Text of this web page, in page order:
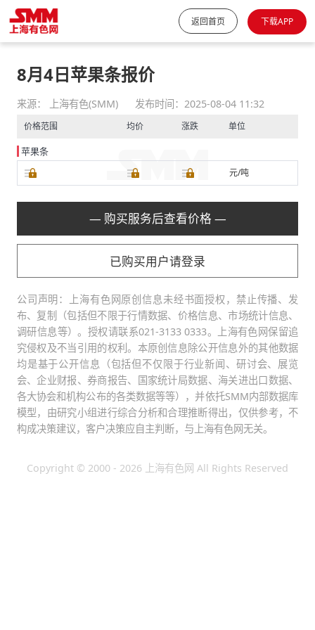
返回首页 下载APP
8月4日苹果条报价
来源： 上海有色(SMM) 发布时间：2025-08-04 11:32
价格范围 均价 涨跌 单位
苹果条
元/吨
— 购买服务后查看价格 —
已购买用户请登录
公司声明：上海有色网原创信息未经书面授权，禁止传播、发
布、复制（包括但不限于行情数据、价格信息、市场统计信息、
调研信息等）。授权请联系021-3133 0333。上海有色网保留追
究侵权及不当引用的权利。本原创信息除公开信息外的其他数据
均是基于公开信息（包括但不仅限于行业新闻、研讨会、展览
会、企业财报、券商报告、国家统计局数据、海关进出口数据、
各大协会和机构公布的各类数据等等），并依托SMM内部数据库
模型，由研究小组进行综合分析和合理推断得出，仅供参考，不
构成决策建议，客户决策应自主判断，与上海有色网无关。
Copyright © 2000 - 2026 上海有色网 All Rights Reserved